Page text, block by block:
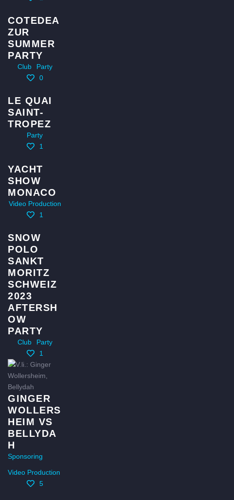
COTEDEA
ZUR
SUMMER
PARTY
Club
Party
0
LE QUAI
SAINT-
TROPEZ
Party
1
YACHT
SHOW
MONACO
Video Production
1
SNOW
POLO
SANKT
MORITZ
SCHWEIZ
2023
AFTERSH
OW
PARTY
Club
Party
1
GINGER
WOLLERS
HEIM VS
BELLYDA
H
Sponsoring
Video Production
5